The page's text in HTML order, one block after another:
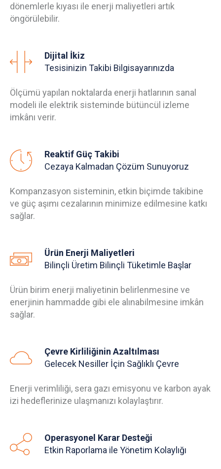
dönemlerle kıyası ile enerji maliyetleri artık
öngörülebilir.
Dijital İkiz
Tesisinizin Takibi Bilgisayarınızda
Ölçümü yapılan noktalarda enerji hatlarının sanal
modeli ile elektrik sisteminde bütüncül izleme
imkânı verir.
Reaktif Güç Takibi
Cezaya Kalmadan Çözüm Sunuyoruz
Kompanzasyon sisteminin, etkin biçimde takibine
ve güç aşımı cezalarının minimize edilmesine katkı
sağlar.
Ürün Enerji Maliyetleri
Bilinçli Üretim Bilinçli Tüketimle Başlar
Ürün birim enerji maliyetinin belirlenmesine ve
enerjinin hammadde gibi ele alınabilmesine imkân
sağlar.
Çevre Kirliliğinin Azaltılması
Gelecek Nesiller İçin Sağlıklı Çevre
Enerji verimliliği, sera gazı emisyonu ve karbon ayak
izi hedeflerinize ulaşmanızı kolaylaştırır.
Operasyonel Karar Desteği
Etkin Raporlama ile Yönetim Kolaylığı